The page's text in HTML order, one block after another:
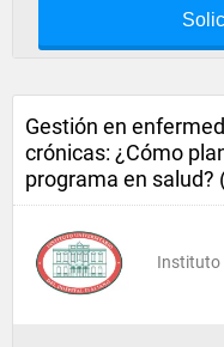
Gestión en
crónicas: ¿Cómo
programa en salud?
Instituto